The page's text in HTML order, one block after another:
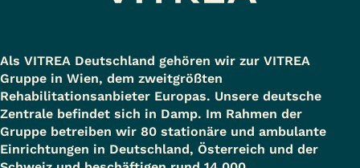
Als VITREA Deutschland gehören wir zur VITREA
Gruppe in Wien, dem zweitgrößten
Rehabilitationsanbieter Europas. Unsere deutsche
Zentrale befindet sich in Damp. Im Rahmen der
Gruppe betreiben wir 80 stationäre und ambulante
Einrichtungen in Deutschland, Österreich und der